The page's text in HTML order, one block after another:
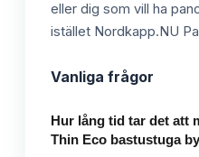
eller dig som vill ha
istället Nordkapp.NU
Vanliga frågor
Hur lång tid tar det att
Thin Eco bastustuga